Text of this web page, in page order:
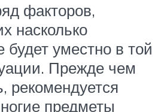
факторов,
насколько
будет уместно в той
Прежде чем
рекомендуется
предметы